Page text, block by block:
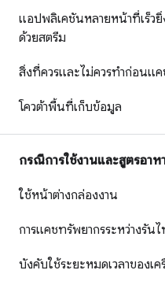
แอปพลิเคชันหลายหน้าที่เร็ว
ด้วยสตรีม
สิ่งที่ควรและไม่ควรทำก่อนแค
โควต้าพื้นที่เก็บข้อมูล
กรณีการใช้งานและสูตรอาห
ใช้หน้าต่างกล่องงาน
การแคชทรัพยากรระหว่างรัน
บังคับใช้ระยะหมดเวลาของเค